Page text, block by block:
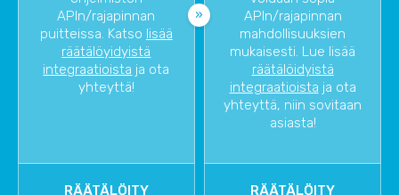
APIn/rajapinnan
puitteissa. Katso lisää
räätälöyidyistä
integraatioista ja ota
yhteyttä!
APIn/rajapinnan
mahdollisuuksien
mukaisesti. Lue lisää
räätälöidyistä
integraatioista ja ota
yhteyttä, niin sovitaan
asiasta!
RÄÄTÄLÖITY RÄÄTÄLÖITY